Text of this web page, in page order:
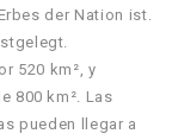
der Nation ist.
520 km², y
800 km². Las
pueden llegar a